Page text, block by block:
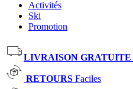
Activités
Ski
Promotion
LIVRAISON GRATUITE
RETOURS Faciles